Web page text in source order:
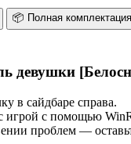
📦 Полная комплектация
девушки
в сайдбаре справа.
игрой с помощью
проблем —